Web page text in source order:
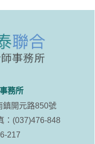
務所
鎮開元路850號
：(037)476-848
217